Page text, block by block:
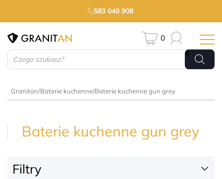
583 040 908
Wyszukiwarka
produktów
0
Granitan/Baterie kuchenne/Baterie kuchenne gun grey
Baterie kuchenne gun grey
Filtry